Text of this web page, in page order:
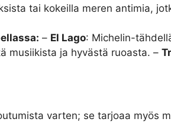
tai kokeilla meren antimia,
– El Lago: Michelin-
musiikista ja hyvästä ruoasta. –
varten; se tarjoaa myös